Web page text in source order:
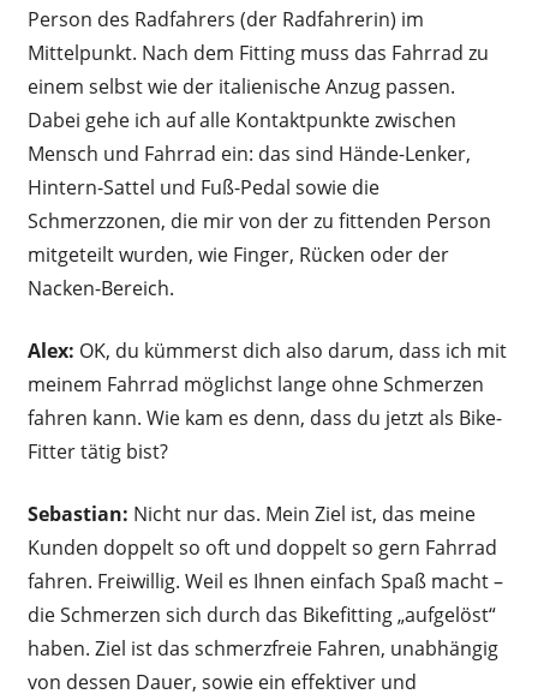
Person des Radfahrers (der Radfahrerin) im
Mittelpunkt. Nach dem Fitting muss das Fahrrad zu
einem selbst wie der italienische Anzug passen.
Dabei gehe ich auf alle Kontaktpunkte zwischen
Mensch und Fahrrad ein: das sind Hände-Lenker,
Hintern-Sattel und Fuß-Pedal sowie die
Schmerzzonen, die mir von der zu fittenden Person
mitgeteilt wurden, wie Finger, Rücken oder der
Nacken-Bereich.
Alex: OK, du kümmerst dich also darum, dass ich mit
meinem Fahrrad möglichst lange ohne Schmerzen
fahren kann. Wie kam es denn, dass du jetzt als Bike-
Fitter tätig bist?
Sebastian: Nicht nur das. Mein Ziel ist, das meine
Kunden doppelt so oft und doppelt so gern Fahrrad
fahren. Freiwillig. Weil es Ihnen einfach Spaß macht –
die Schmerzen sich durch das Bikefitting „aufgelöst“
haben. Ziel ist das schmerzfreie Fahren, unabhängig
von dessen Dauer, sowie ein effektiver und